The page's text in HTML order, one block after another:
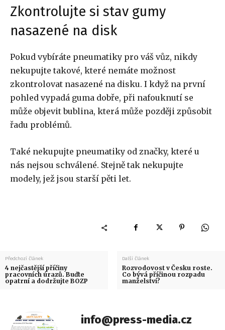
Zkontrolujte si stav gumy
nasazené na disk
Pokud vybíráte pneumatiky pro váš vůz, nikdy
nekupujte takové, které nemáte možnost
zkontrolovat nasazené na disku. I když na první
pohled vypadá guma dobře, při nafouknutí se
může objevit bublina, která může později způsobit
řadu problémů.
Také nekupujte pneumatiky od značky, které u
nás nejsou schválené. Stejně tak nekupujte
modely, jež jsou starší pěti let.
Předchozí článek
4 nejčastější příčiny
pracovních úrazů. Buďte
opatrní a dodržujte BOZP
Další článek
Rozvodovost v Česku roste.
Co bývá příčinou rozpadu
manželství?
info@press-media.cz